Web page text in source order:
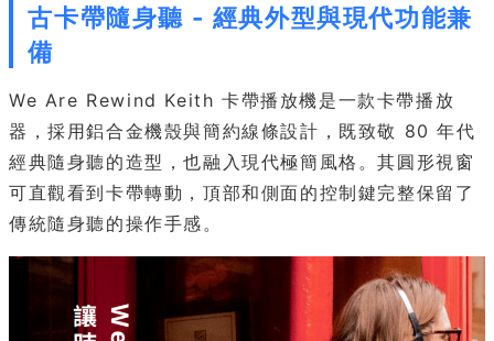
古卡帶隨身聽 - 經典外型與現代功能兼
備
We Are Rewind Keith 卡帶播放機是一款卡帶播放
器，採用鋁合金機殼與簡約線條設計，既致敬 80 年代
經典隨身聽的造型，也融入現代極簡風格。其圓形視窗
可直觀看到卡帶轉動，頂部和側面的控制鍵完整保留了
傳統隨身聽的操作手感。